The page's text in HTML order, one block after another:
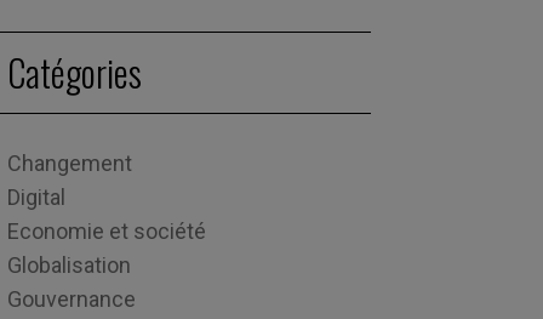
Catégories
Changement
Digital
Economie et société
Globalisation
Gouvernance